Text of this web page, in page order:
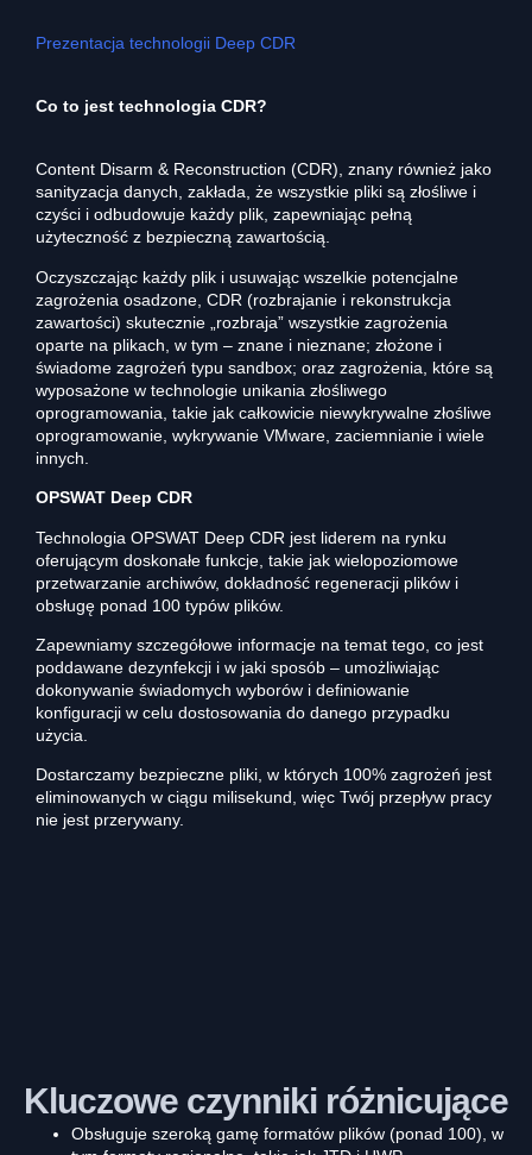
Prezentacja technologii Deep CDR
Co to jest technologia CDR?
Content Disarm & Reconstruction (CDR), znany również jako
sanityzacja danych, zakłada, że wszystkie pliki są złośliwe i
czyści i odbudowuje każdy plik, zapewniając pełną
użyteczność z bezpieczną zawartością.
Oczyszczając każdy plik i usuwając wszelkie potencjalne
zagrożenia osadzone, CDR (rozbrajanie i rekonstrukcja
zawartości) skutecznie „rozbraja” wszystkie zagrożenia
oparte na plikach, w tym – znane i nieznane; złożone i
świadome zagrożeń typu sandbox; oraz zagrożenia, które są
wyposażone w technologie unikania złośliwego
oprogramowania, takie jak całkowicie niewykrywalne złośliwe
oprogramowanie, wykrywanie VMware, zaciemnianie i wiele
innych.
OPSWAT Deep CDR
Technologia OPSWAT Deep CDR jest liderem na rynku
oferującym doskonałe funkcje, takie jak wielopoziomowe
przetwarzanie archiwów, dokładność regeneracji plików i
obsługę ponad 100 typów plików.
Zapewniamy szczegółowe informacje na temat tego, co jest
poddawane dezynfekcji i w jaki sposób – umożliwiając
dokonywanie świadomych wyborów i definiowanie
konfiguracji w celu dostosowania do danego przypadku
użycia.
Dostarczamy bezpieczne pliki, w których 100% zagrożeń jest
eliminowanych w ciągu milisekund, więc Twój przepływ pracy
nie jest przerywany.
Kluczowe czynniki różnicujące
Obsługuje szeroką gamę formatów plików (ponad 100), w